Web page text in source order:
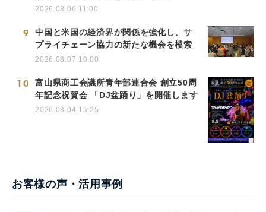
2026.08.06 11:00
9
中国と米国の経済界が関係を強化し、サ
プライチェーン協力の新たな機会を模索
2026.08.07 10:00
10
富山県商工会議所青年部連合会 創立50周
年記念祝賀会 「DJ盆踊り」を開催します
2026.08.04 15:25
お客様の声・活用事例